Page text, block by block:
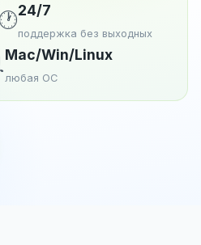
🕐24/7
поддержка без выходных
Mac/Win/Linux
любая ОС